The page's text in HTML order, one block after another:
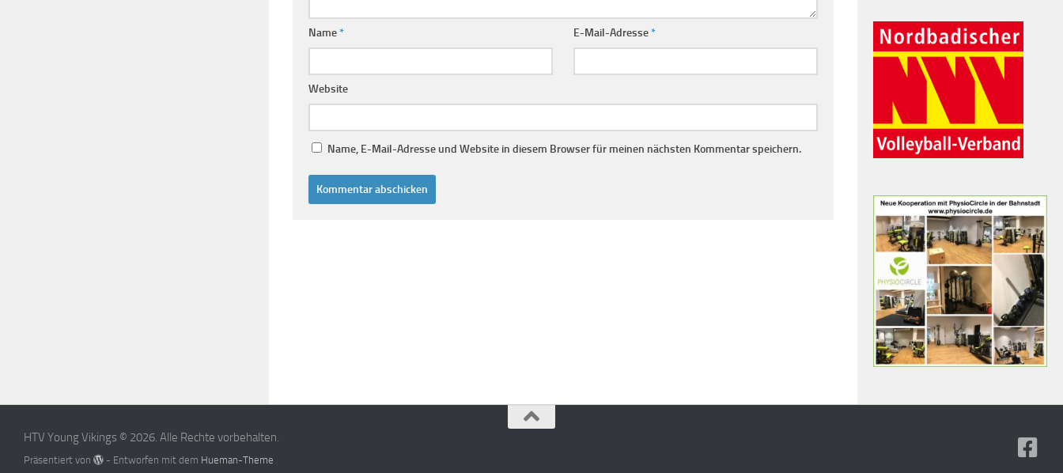
Name* E-Mail-Adresse*
Website
Name, E-Mail-Adresse und Website in diesem Browser für meinen nächsten Kommentar speichern.
HTV Young Vikings © 2026. Alle Rechte vorbehalten.
Präsentiert von - Entworfen mit dem Hueman-Theme